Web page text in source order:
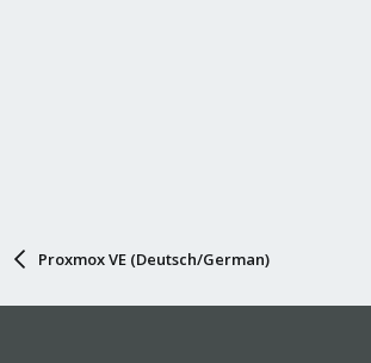
Proxmox VE (Deutsch/German)